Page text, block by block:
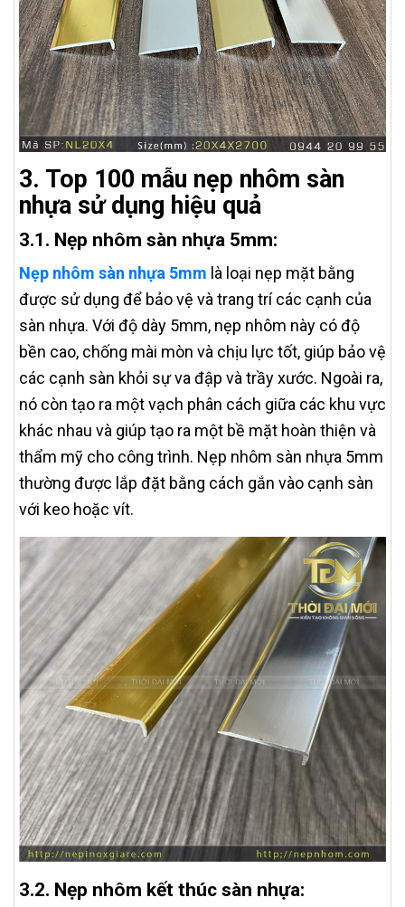
3. Top 100 mẫu nẹp nhôm sàn
nhựa sử dụng hiệu quả
3.1. Nẹp nhôm sàn nhựa 5mm:
Nẹp nhôm sàn nhựa 5mm là loại nẹp mặt bằng
được sử dụng để bảo vệ và trang trí các cạnh của
sàn nhựa. Với độ dày 5mm, nẹp nhôm này có độ
bền cao, chống mài mòn và chịu lực tốt, giúp bảo vệ
các cạnh sàn khỏi sự va đập và trầy xước. Ngoài ra,
nó còn tạo ra một vạch phân cách giữa các khu vực
khác nhau và giúp tạo ra một bề mặt hoàn thiện và
thẩm mỹ cho công trình. Nẹp nhôm sàn nhựa 5mm
thường được lắp đặt bằng cách gắn vào cạnh sàn
với keo hoặc vít.
3.2. Nẹp nhôm kết thúc sàn nhựa: